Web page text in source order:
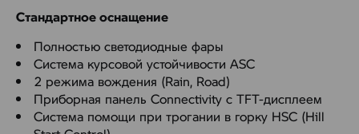
Стандартное оснащение
Полностью светодиодные фары
Система курсовой устойчивости ASC
2 режима вождения (Rain, Road)
Приборная панель Connectivity с TFT-дисплеем
Система помощи при трогании в горку HSC (Hill